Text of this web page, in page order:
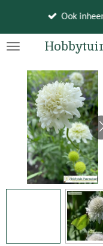
naar
hoofdinhoud
Ook